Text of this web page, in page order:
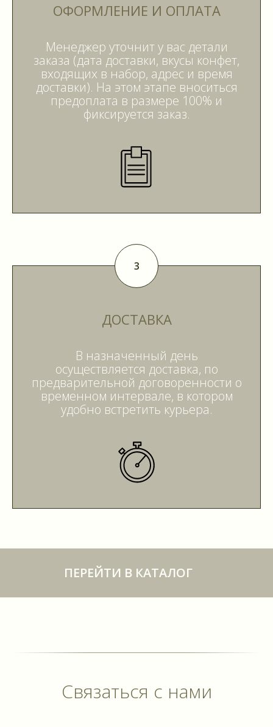
ОФОРМЛЕНИЕ И ОПЛАТА
Менеджер уточнит у вас детали
заказа (дата доставки, вкусы конфет,
входящих в набор, адрес и время
доставки). На этом этапе вноситься
предоплата в размере 100% и
фиксируется заказ.
ДОСТАВКА
В назначенный день
осуществляется доставка, по
предварительной договоренности о
временном интервале, в котором
удобно встретить курьера.
ПЕРЕЙТИ В КАТАЛОГ
Связаться с нами